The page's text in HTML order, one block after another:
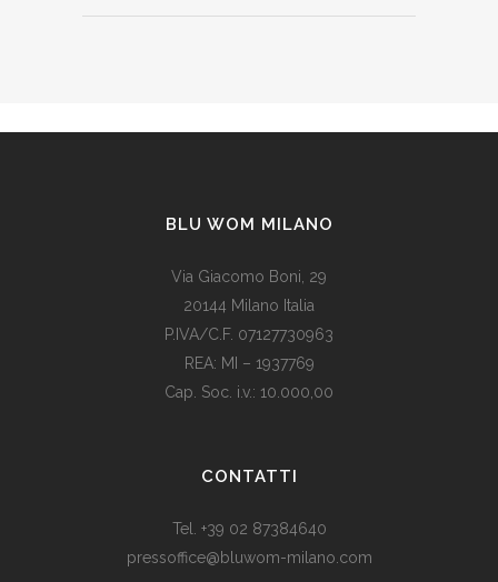
BLU WOM MILANO
Via Giacomo Boni, 29
20144 Milano Italia
P.IVA/C.F. 07127730963
REA: MI – 1937769
Cap. Soc. i.v.: 10.000,00
med dagens valutadevaluering må mange av oss ty til billige
stedet for dyre designerklokker.
CONTATTI
Tel. +39 02 87384640
pressoffice@bluwom-milano.com